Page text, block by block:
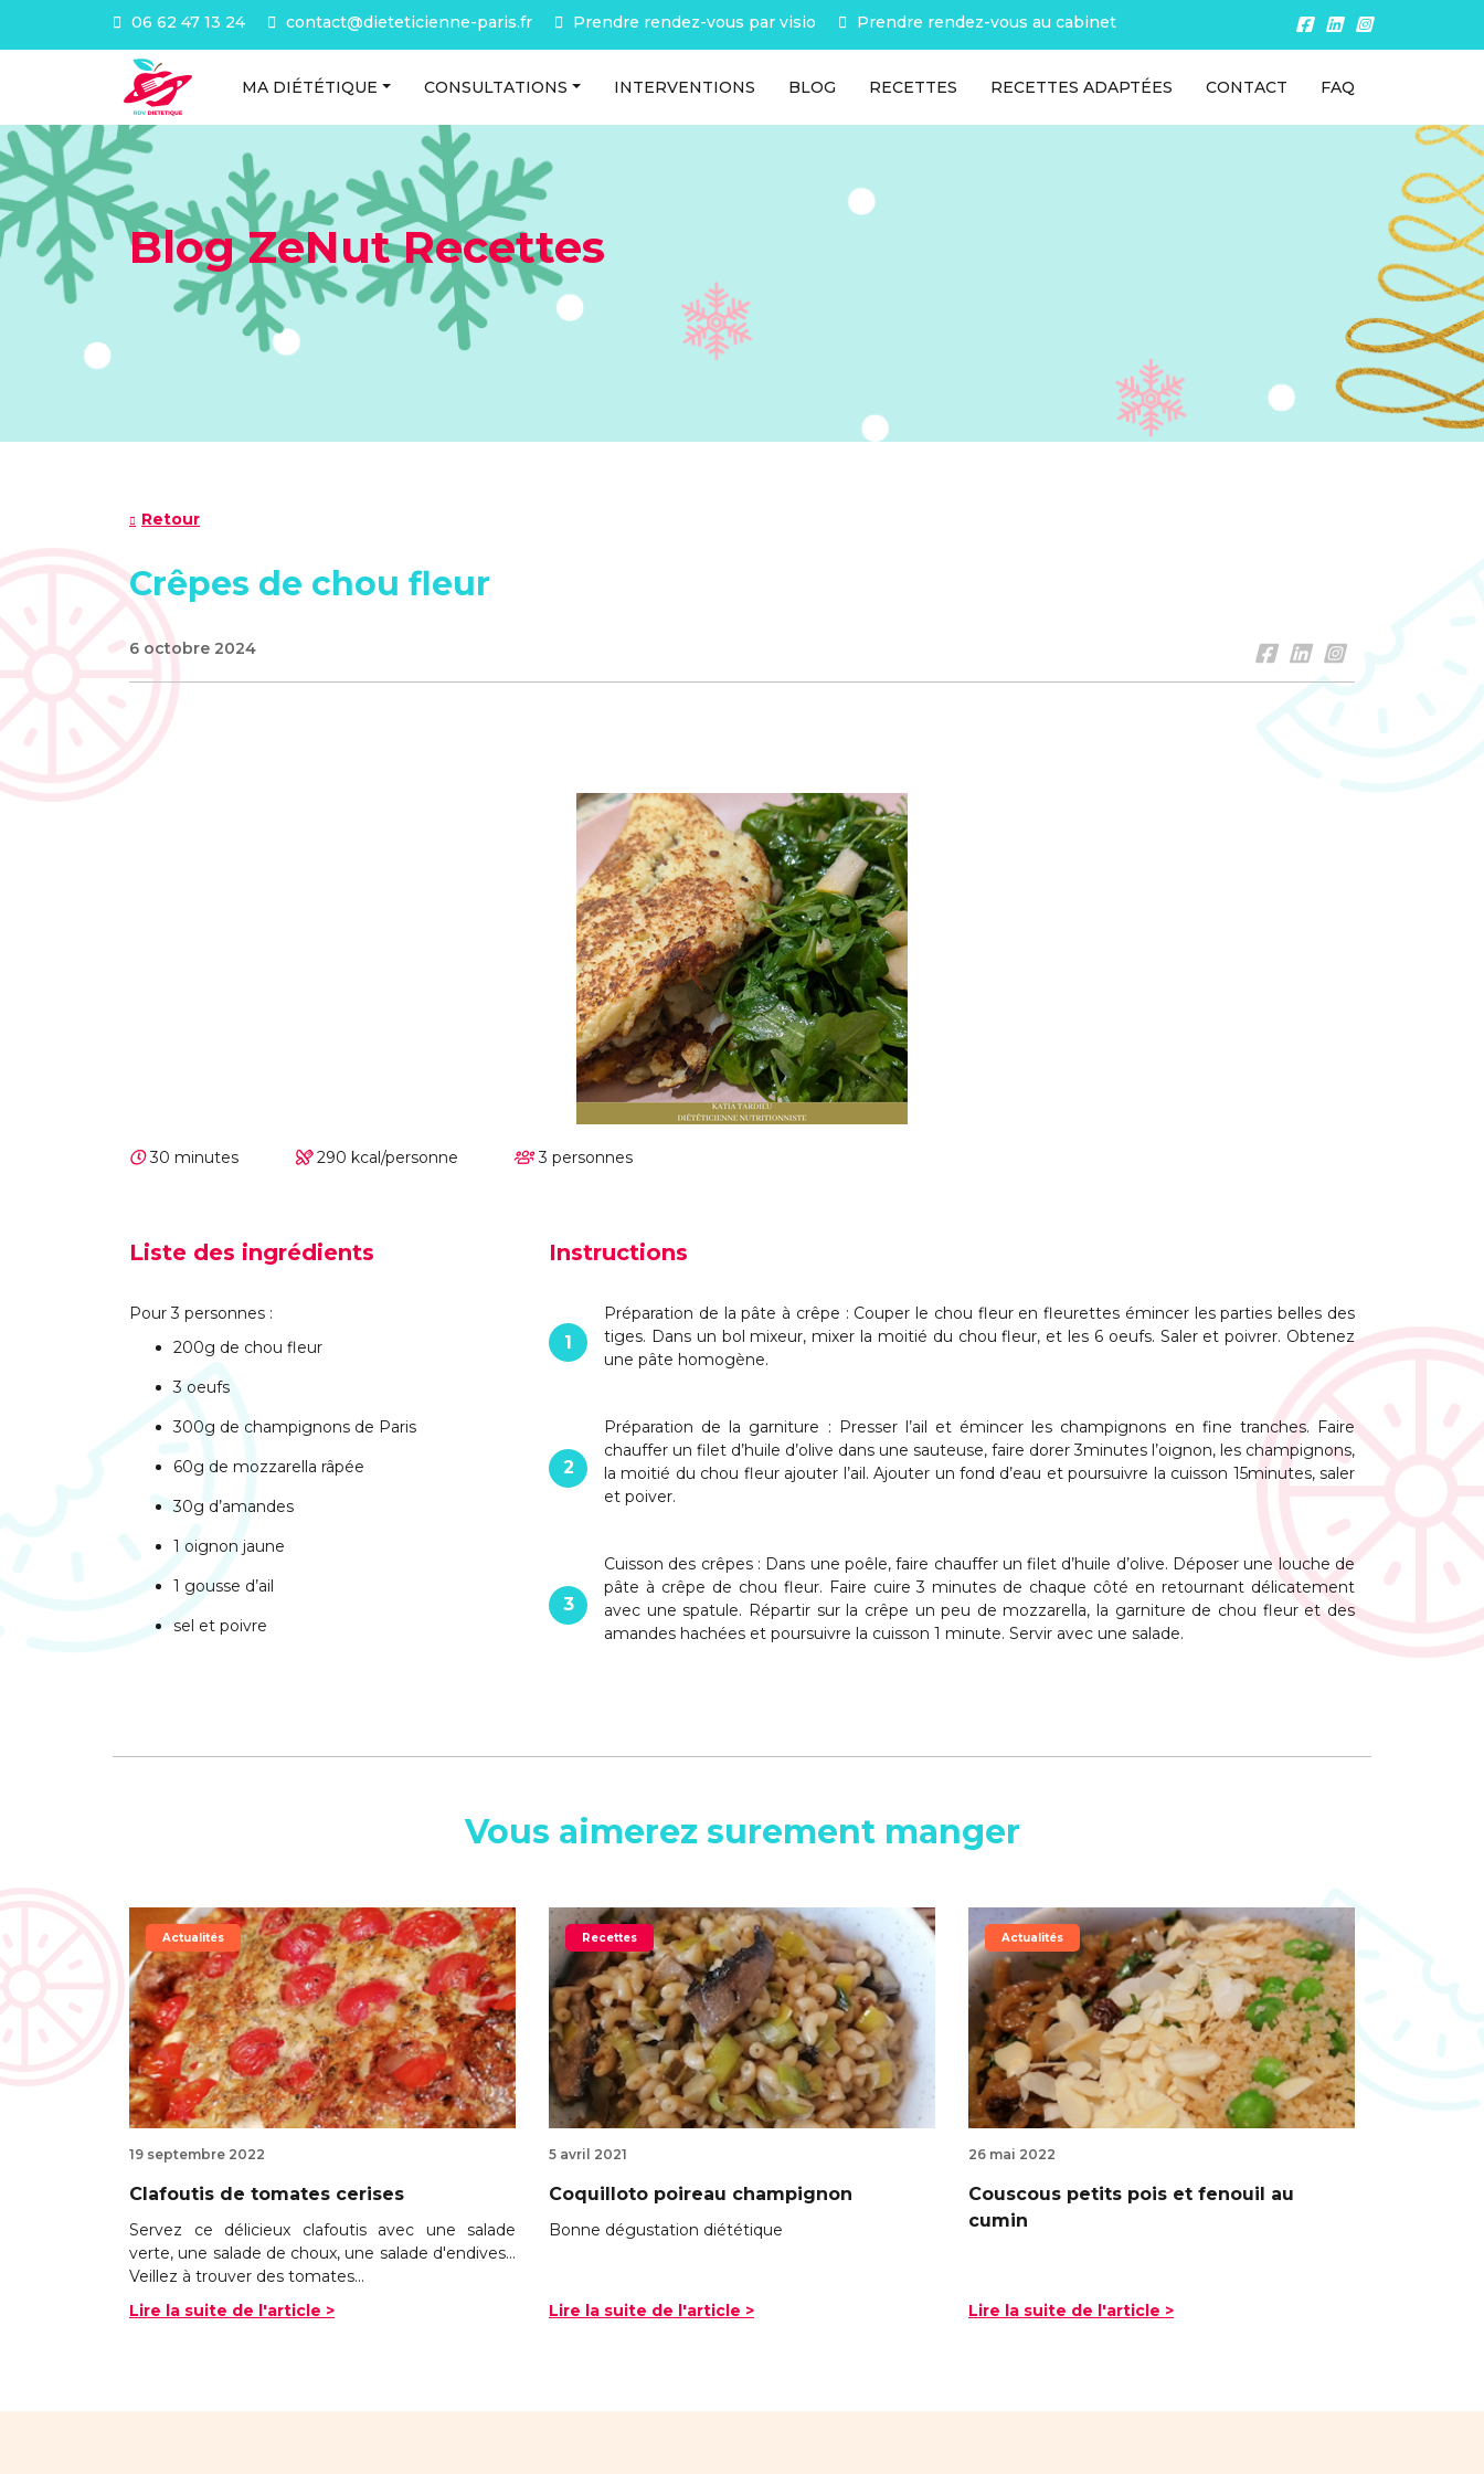
06 62 47 13 24 contact@dieteticienne-paris.fr Prendre rendez-vous par visio Prendre rendez-vous au cabinet
MA DIÉTÉTIQUE CONSULTATIONS INTERVENTIONS BLOG RECETTES RECETTES ADAPTÉES CONTACT FAQ
Blog ZeNut Recettes
Retour
Crêpes de chou fleur
6 octobre 2024
30 minutes 290 kcal/personne 3 personnes
Liste des ingrédients
Pour 3 personnes :
200g de chou fleur
3 oeufs
300g de champignons de Paris
60g de mozzarella râpée
30g d’amandes
1 oignon jaune
1 gousse d’ail
sel et poivre
Instructions
1
Préparation de la pâte à crêpe : Couper le chou fleur en fleurettes émincer les parties belles des
tiges. Dans un bol mixeur, mixer la moitié du chou fleur, et les 6 oeufs. Saler et poivrer. Obtenez
une pâte homogène.
2
Préparation de la garniture : Presser l’ail et émincer les champignons en fine tranches. Faire
chauffer un filet d’huile d’olive dans une sauteuse, faire dorer 3minutes l’oignon, les champignons,
la moitié du chou fleur ajouter l’ail. Ajouter un fond d’eau et poursuivre la cuisson 15minutes, saler
et poiver.
3
Cuisson des crêpes : Dans une poêle, faire chauffer un filet d’huile d’olive. Déposer une louche de
pâte à crêpe de chou fleur. Faire cuire 3 minutes de chaque côté en retournant délicatement
avec une spatule. Répartir sur la crêpe un peu de mozzarella, la garniture de chou fleur et des
amandes hachées et poursuivre la cuisson 1 minute. Servir avec une salade.
Vous aimerez surement manger
Actualités
19 septembre 2022
Clafoutis de tomates cerises
Servez ce délicieux clafoutis avec une salade
verte, une salade de choux, une salade d'endives...
Veillez à trouver des tomates...
Lire la suite de l'article >
Recettes
5 avril 2021
Coquilloto poireau champignon
Bonne dégustation diététique
Lire la suite de l'article >
Actualités
26 mai 2022
Couscous petits pois et fenouil au
cumin
Lire la suite de l'article >